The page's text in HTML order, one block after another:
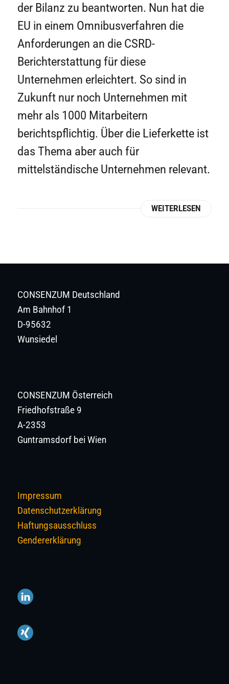
der Bilanz zu beantworten. Nun hat die
EU in einem Omnibusverfahren die
Anforderungen an die CSRD-
Berichterstattung für diese
Unternehmen erleichtert. So sind in
Zukunft nur noch Unternehmen mit
mehr als 1000 Mitarbeitern
berichtspflichtig. Über die Lieferkette ist
das Thema aber auch für
mittelständische Unternehmen relevant.
WEITERLESEN
CONSENZUM Deutschland
Am Bahnhof 1
D-95632
Wunsiedel
CONSENZUM Österreich
Friedhofstraße 9
A-2353
Guntramsdorf bei Wien
Impressum
Datenschutzerklärung
Haftungsausschluss
Gendererklärung